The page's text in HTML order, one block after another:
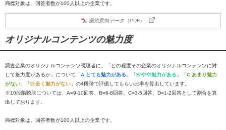
商標対象は、回答者数が100人以上の企業です。
継続意向データ（PDF）
オリジナルコンテンツの魅力度
調査企業のオリジナルコンテンツ視聴者に、「どの程度その企業のオリジナルコンテンツに対
して魅力度があるか」について「A:とても魅力がある 」「B:やや魅力がある 」「C:あまり魅力
がない 」「D:全く魅力がない 」の4段階で評価してもらい比率を算出しています。
※10段階聴取については、A=9-10回答、B=6-8回答、C=3-5回答、D=1-2回答として割合を算
出しております。
商標対象は、回答者数が100人以上の企業です。